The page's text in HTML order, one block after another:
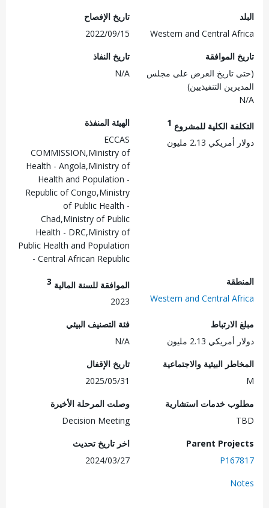
Western and Central
تاريخ الإفصاح
2022/09/15
الموافقة
تاريخ العرض على مجلس
التنفيذيين)
تاريخ النفاذ
N/A
الكلية للمشروع1
2.13 مليون
الهيئة المنفذة
COMMISSION,Ministry of
Health - Angola,Ministry of
Health and Population -
Republic of Congo,Ministry
of Public Health -
Chad,Ministry of Public
Health - DRC,Ministry of
Public Health and Population
- Central African Republic
Western and Central
الموافقة للسنة المالية3
2023
2.13 مليون
فئة التصنيف البيئي
البيئية والاجتماعية
تاريخ الإقفال
2025/05/31
خدمات استشارية
وصلت المرحلة الأخيرة
Decision Meeting
Parent
اخر تاريخ تحديث
2024/03/27